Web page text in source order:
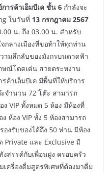
ารค้าเอ็มบีเค ชั้น 6 กำลังจะ
ในวันที่ 13 กรกฎาคม 2567
น. ถึง 03.00 น. สำหรับ
กลางเมืองที่ขอท้าให้ทุกท่าน
ามลึกลับของมังกรบนดาดฟ้า
ษณ์โดดเด่น สวยตระหง่าน
ค้าเอ็มบีเค มีพื้นที่ให้บริการ
จำนวน 72 โต๊ะ สามารถ
VIP ทั้งหมด 5 ห้อง มีห้องที่
ห้อง VIP ทั้ง 5 ห้องสามารถ
งรับของได้ถึง 50 ท่าน มีห้อง
Private และ Exclusive มี
งสรรค์กับเพื่อนฝูง ครอบครัว
ครื่องดื่มสูตรพิเศษที่ต้องมาดื่ม